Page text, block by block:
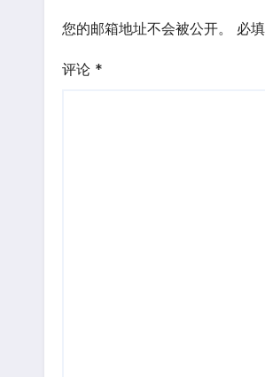
您的邮箱地址不会被公开。 必
评论 *